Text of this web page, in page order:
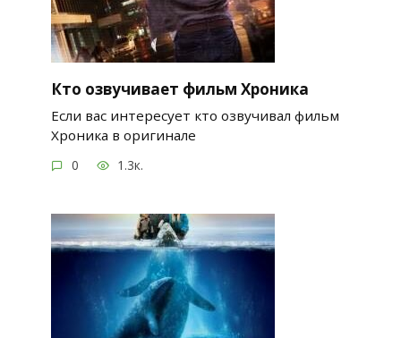
Кто озвучивает фильм Хроника
Если вас интересует кто озвучивал фильм
Хроника в оригинале
0 1.3к.